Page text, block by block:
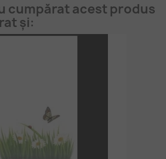
cumpărat acest produs
și: